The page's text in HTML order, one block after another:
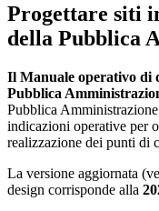
Progettare siti
della Pubblica
Il Manuale operativo di
Pubblica
Pubblica
indicazioni operative per
realizzazione dei punti di
La versione aggiornata
design corrisponde alla